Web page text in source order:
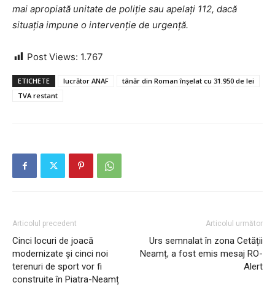
mai apropiată unitate de poliție sau apelați 112, dacă
situația impune o intervenție de urgență.
Post Views: 1.767
ETICHETE lucrător ANAF
tânăr din Roman înșelat cu 31.950 de lei
TVA restant
Articolul precedent
Cinci locuri de joacă
modernizate și cinci noi
terenuri de sport vor fi
construite în Piatra-Neamț
Articolul următor
Urs semnalat în zona Cetății
Neamț, a fost emis mesaj RO-
Alert